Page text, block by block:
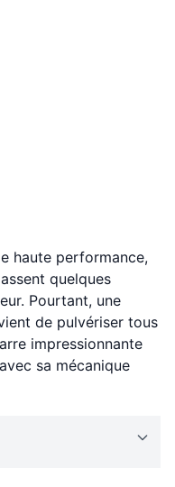
haute performance,
quelques
Pourtant, une
de pulvériser tous
impressionnante
sa mécanique